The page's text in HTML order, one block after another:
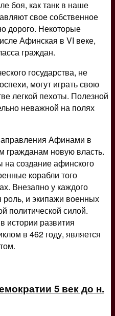
боя, как танк в наше
свое собственное
дорого. Некоторые
Афинская в VI веке,
граждан.
государства, не
могут играть свою
легкой пехоты. Полезной
неважной на полях
Афинами в
гражданам новую власть.
создание афинского
корабли того
Внезапно у каждого
роль, и экипажи военных
политической силой.
истории развития
в 462 году, является
5 век до н.